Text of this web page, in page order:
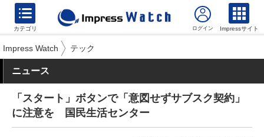
カテゴリ Impressサイト
Impress Watch テック
ニュース
「スタート」ボタンで「意図せずサブスク契約」
に注意を 国民生活センター